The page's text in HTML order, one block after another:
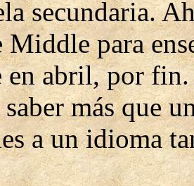
secundaria.
para
en abril, por
más que
a un idioma